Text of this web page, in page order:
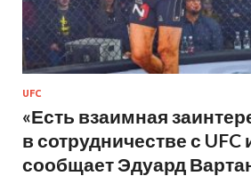
UFC
«Есть взаимная
в сотрудничестве с UFC
сообщает Эдуард